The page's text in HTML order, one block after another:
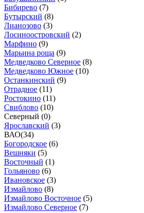
Бибирево (7)
Бутырский (8)
Лианозово (3)
Лосиноостровский (2)
Марфино (9)
Марьина роща (9)
Медведково Северное (8)
Медведково Южное (10)
Останкинский (9)
Отрадное (11)
Ростокино (11)
Свиблово (10)
Северный (0)
Ярославский (3)
ВАО(34)
Богородское (6)
Вешняки (5)
Восточный (1)
Гольяново (6)
Ивановское (3)
Измайлово (8)
Измайлово Восточное (5)
Измайлово Северное (7)